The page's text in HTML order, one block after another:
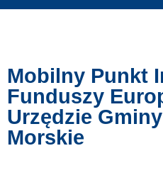
Mobilny Punkt
Funduszy
Urzędzie
Morskie